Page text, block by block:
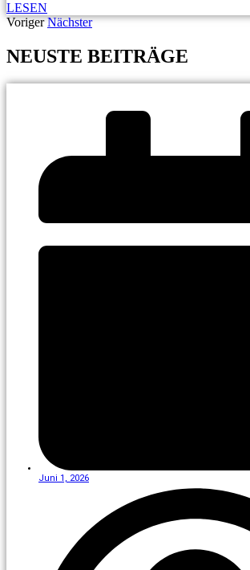
LESEN
Voriger Nächster
NEUSTE BEITRÄGE
Juni 1, 2026